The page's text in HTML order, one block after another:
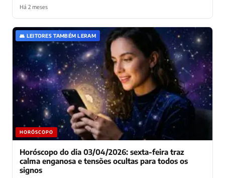
Há 2 meses
👥 LEITORES TAMBÉM LERAM
HORÓSCOPO
Horóscopo do dia 03/04/2026: sexta-feira traz
calma enganosa e tensões ocultas para todos os
signos